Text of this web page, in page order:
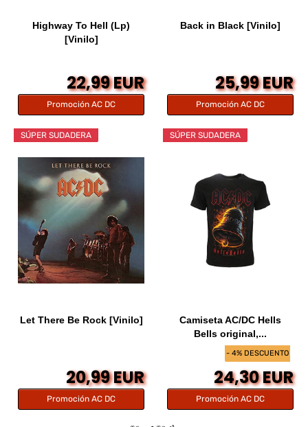
Highway To Hell (Lp)
[Vinilo]
22,99 EUR
Promoción AC DC
Back in Black [Vinilo]
25,99 EUR
Promoción AC DC
SÚPER SUDADERA
Let There Be Rock [Vinilo]
20,99 EUR
Promoción AC DC
- 4% DESCUENTO
SÚPER SUDADERA
Camiseta AC/DC Hells
Bells original,...
24,30 EUR
Promoción AC DC